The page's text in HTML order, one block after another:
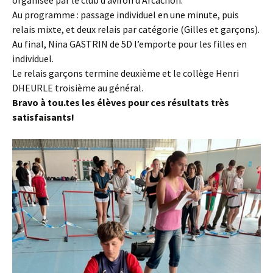
Au programme : passage individuel en une minute, puis
relais mixte, et deux relais par catégorie (Gilles et garçons).
Au final, Nina GASTRIN de 5D l’emporte pour les filles en
individuel.
Le relais garçons termine deuxième et le collège Henri
DHEURLE troisième au général.
Bravo à tou.tes les élèves pour ces résultats très
satisfaisants!